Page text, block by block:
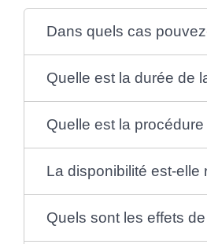
Dans quels cas
Quelle est la durée de
Quelle est la
La disponibilité est-elle
Quels sont les effets